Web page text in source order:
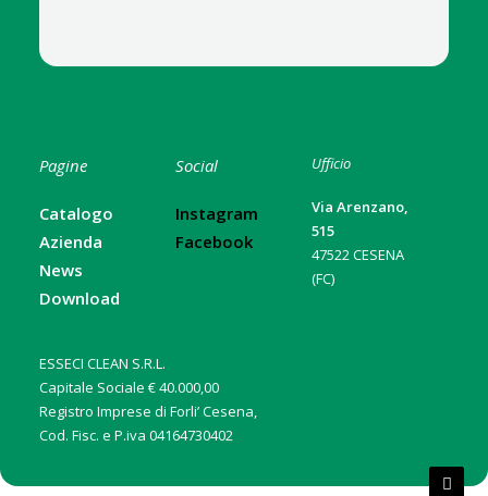
Pagine
Catalogo
Azienda
News
Download
Social
Instagram
Facebook
Ufficio
Via Arenzano,
515
47522 CESENA
(FC)
ESSECI CLEAN S.R.L.
Capitale Sociale € 40.000,00
Registro Imprese di Forli’ Cesena,
Cod. Fisc. e P.iva 04164730402